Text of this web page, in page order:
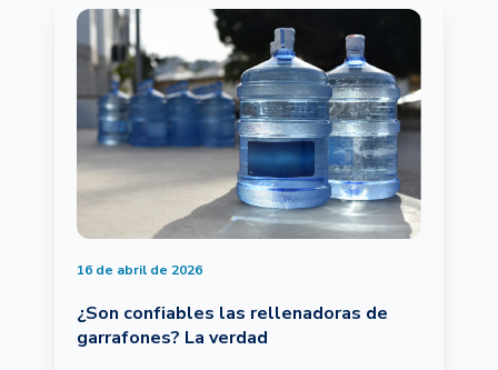
16 de abril de 2026
¿Son confiables las rellenadoras de
garrafones? La verdad